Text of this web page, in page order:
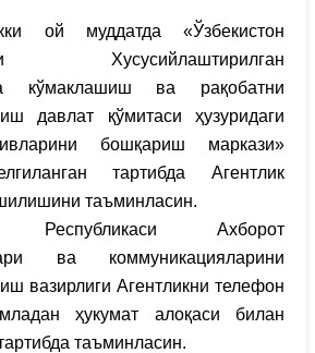
ой муддатда «Ўзбекистон
Хусусийлаштирилган
кўмаклашиш ва рақобатни
давлат қўмитаси ҳузуридаги
бошқариш маркази»
тартибда Агентлик
таъминласин.
Республикаси Ахборот
ва коммуникацияларини
вазирлиги Агентликни телефон
ҳукумат алоқаси билан
таъминласин.